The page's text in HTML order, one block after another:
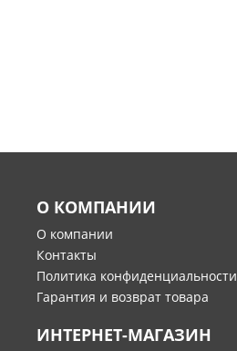
О КОМПАНИИ
О компании
Контакты
Политика конфиденциальности
Гарантия и возврат товара
ИНТЕРНЕТ-МАГАЗИН